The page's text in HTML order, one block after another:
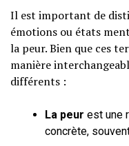
Il est important de
émotions ou états
la peur. Bien que ces
manière
différents :
La peur est une
concrète,